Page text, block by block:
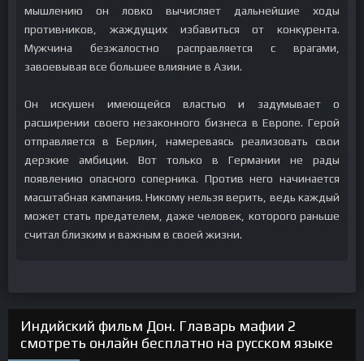
мышлению он ловко вычисляет дальнейшие ходы
противников, жаждущих избавиться от конкурента.
Мужчина безжалостно расправляется с врагами,
завоевывая все большее влияние в Азии.
Он искушен имеющейся властью и задумывает о
расширении своего незаконного бизнеса в Европе. Герой
отправляется в Берлин, намереваясь реализовать свои
дерзкие амбиции. Вот только в Германии не рады
появлению опасного соперника. Против него начинается
масштабная кампания. Никому нельзя верить, ведь каждый
может стать предателем, даже человек, которого раньше
считал близким и важным в своей жизни.
Индийский фильм Дон. Главарь мафии 2
смотреть онлайн бесплатно на русском языке